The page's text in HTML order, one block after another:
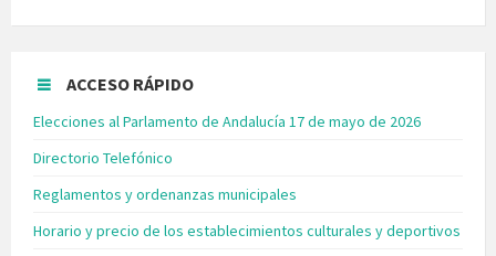
ACCESO RÁPIDO
Elecciones al Parlamento de Andalucía 17 de mayo de 2026
Directorio Telefónico
Reglamentos y ordenanzas municipales
Horario y precio de los establecimientos culturales y deportivos